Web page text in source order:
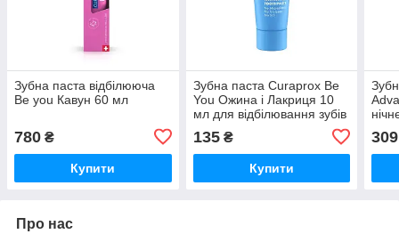
Зубна паста відбілююча
Be you Кавун 60 мл
780 ₴
Купити
Зубна паста Curaprox Be
You Ожина і Лакриця 10
мл для відбілювання зубів
135₴
Купити
309
Про нас